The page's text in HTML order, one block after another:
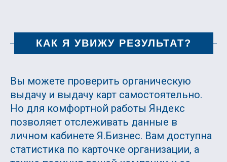
КАК Я УВИЖУ РЕЗУЛЬТАТ?
Вы можете проверить органическую
выдачу и выдачу карт самостоятельно.
Но для комфортной работы Яндекс
позволяет отслеживать данные в
личном кабинете Я.Бизнес. Вам доступна
статистика по карточке организации, а